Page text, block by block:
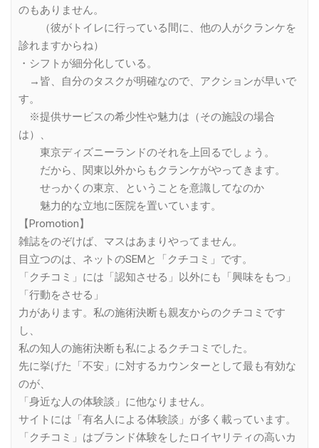
のもありません。
（彼がトイレに行っている間に、他の人がクランケを
診れますからね）
・シフトが細分化している。
→皆、自分のタスクが明確なので、アクションが早いで
す。
※提供サービスの希少性や魅力は（その施設の場合
は）、
東京ディズニーランドのそれを上回るでしょう。
だから、関東以外からもクランケがやってきます。
せっかくの東京、ということを意識してなのか
魅力的な立地に医院を置いています。
【Promotion】
雑誌をのぞけば、マスはあまりやってません。
目立つのは、ネットのSEMと「クチコミ」です。
「クチコミ」には「認知させる」以外にも「興味をもつ」
「行動をさせる」
力があります。私の施術決断も親友からのクチコミです
し、
私の知人の施術決断も私によるクチコミでした。
先に挙げた「不安」に対するカウンターとして最も有効な
のが、
「身近な人の体験談」に他なりません。
サイトには「有名人による体験談」が多く載っています。
「クチコミ」はブランド体験をしたロイヤリティの高いカ